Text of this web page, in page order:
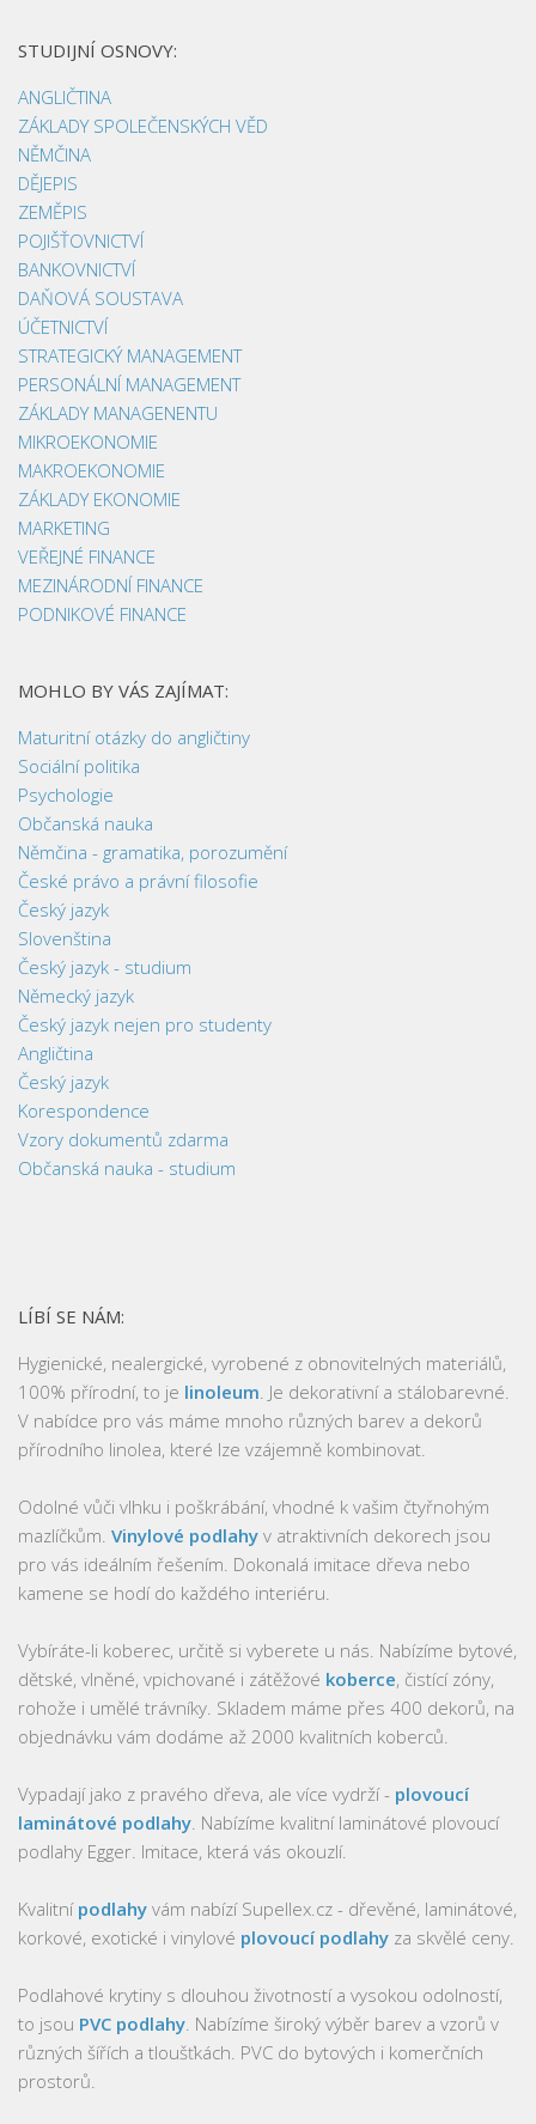
STUDIJNÍ OSNOVY:
ANGLIČTINA
ZÁKLADY SPOLEČENSKÝCH VĚD
NĚMČINA
DĚJEPIS
ZEMĚPIS
POJIŠŤOVNICTVÍ
BANKOVNICTVÍ
DAŇOVÁ SOUSTAVA
ÚČETNICTVÍ
STRATEGICKÝ MANAGEMENT
PERSONÁLNÍ MANAGEMENT
ZÁKLADY MANAGENENTU
MIKROEKONOMIE
MAKROEKONOMIE
ZÁKLADY EKONOMIE
MARKETING
VEŘEJNÉ FINANCE
MEZINÁRODNÍ FINANCE
PODNIKOVÉ FINANCE
MOHLO BY VÁS ZAJÍMAT:
Maturitní otázky do angličtiny
Sociální politika
Psychologie
Občanská nauka
Němčina - gramatika, porozumění
České právo a právní filosofie
Český jazyk
Slovenština
Český jazyk - studium
Německý jazyk
Český jazyk nejen pro studenty
Angličtina
Český jazyk
Korespondence
Vzory dokumentů zdarma
Občanská nauka - studium
LÍBÍ SE NÁM:
Hygienické, nealergické, vyrobené z obnovitelných materiálů,
100% přírodní, to je linoleum . Je dekorativní a stálobarevné.
V nabídce pro vás máme mnoho různých barev a dekorů
přírodního linolea, které lze vzájemně kombinovat.
Odolné vůči vlhku i poškrábání, vhodné k vašim čtyřnohým
mazlíčkům. Vinylové podlahy v atraktivních dekorech jsou
pro vás ideálním řešením. Dokonalá imitace dřeva nebo
kamene se hodí do každého interiéru.
Vybíráte-li koberec, určitě si vyberete u nás. Nabízíme bytové,
dětské, vlněné, vpichované i zátěžové koberce, čistící zóny,
rohože i umělé trávníky. Skladem máme přes 400 dekorů, na
objednávku vám dodáme až 2000 kvalitních koberců.
Vypadají jako z pravého dřeva, ale více vydrží - plovoucí
laminátové podlahy . Nabízíme kvalitní laminátové plovoucí
podlahy Egger. Imitace, která vás okouzlí.
Kvalitní podlahy vám nabízí Supellex.cz - dřevěné, laminátové,
korkové, exotické i vinylové plovoucí podlahy za skvělé ceny.
Podlahové krytiny s dlouhou životností a vysokou odolností,
to jsou PVC podlahy . Nabízíme široký výběr barev a vzorů v
různých šířích a tloušťkách. PVC do bytových i komerčních
prostorů.